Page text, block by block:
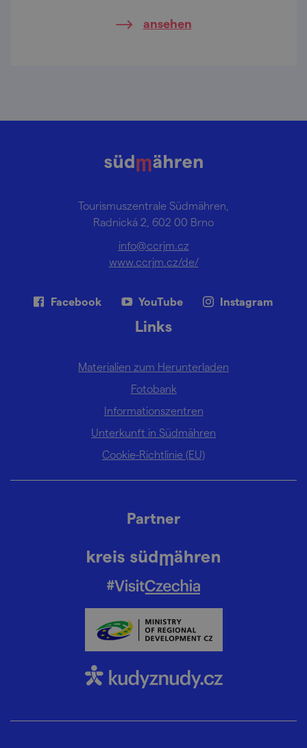
ansehen
Tourismuszentrale Südmähren,
Radnická 2, 602 00 Brno
info@ccrjm.cz
www.ccrjm.cz/de/
Facebook YouTube Instagram
Links
Materialien zum Herunterladen
Fotobank
Informationszentren
Unterkunft in Südmähren
Cookie-Richtlinie (EU)
Partner